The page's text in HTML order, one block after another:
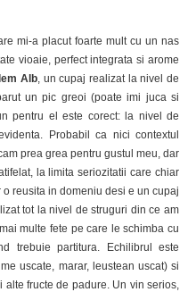
mi-a placut foarte mult cu un nas
vioaie, perfect integrata si arome
Alb, un cupaj realizat la nivel de
un pic greoi (poate imi juca si
pentru el este corect: la nivel de
Probabil ca nici contextul
prea grea pentru gustul meu, dar
la limita seriozitatii care chiar
o reusita in domeniu desi e un cupaj
tot la nivel de struguri din ce am
multe fete pe care le schimba cu
trebuie partitura. Echilibrul este
uscate, marar, leustean uscat) si
fructe de padure. Un vin serios,